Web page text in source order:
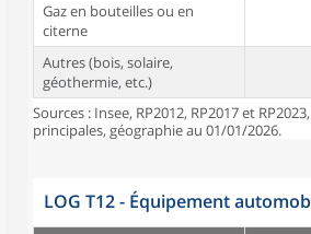
Gaz en bouteilles ou en
citerne
Autres (bois, solaire,
géothermie, etc.)
Sources : Insee, RP2012, RP2017 et
principales, géographie au 01/01/2026.
LOG T12 - Équipement